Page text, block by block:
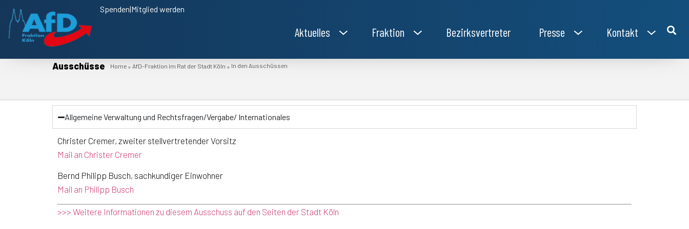
Spenden|Mitglied werden
Aktuelles Fraktion Bezirksvertreter Presse Kontakt
Ausschüsse Home » AfD-Fraktion im Rat der Stadt Köln » In den Ausschüssen
Allgemeine Verwaltung und Rechtsfragen/Vergabe/ Internationales
Christer Cremer, zweiter stellvertretender Vorsitz
Mail an Christer Cremer
Bernd Philipp Busch, sachkundiger Einwohner
Mail an Philipp Busch
>>> Weitere Informationen zu diesem Ausschuss auf den Seiten der Stadt Köln